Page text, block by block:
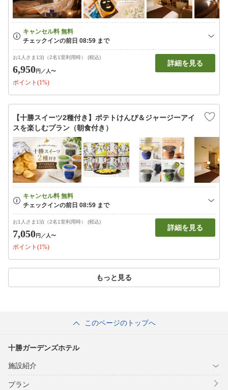
お1人さま1泊（2名1室利用時） (税込)
6,950円 ／人〜
ポイント(1%)
詳細を見る
【十勝スイーツ2種付き】ポテトけんぴ＆ジャージーアイ
スを楽しむプラン（朝食付き）
お1人さま1泊（2名1室利用時） (税込)
7,050円 ／人〜
ポイント(1%)
詳細を見る
もっと見る
このページのトップへ
十勝ガーデンズホテル
施設紹介
プラン